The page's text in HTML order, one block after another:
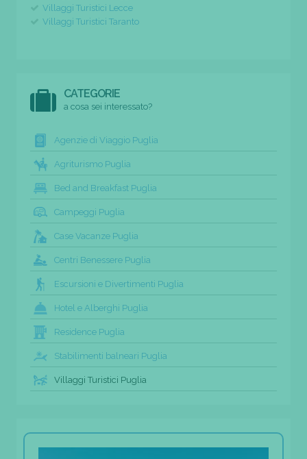
Villaggi Turistici Lecce
Villaggi Turistici Taranto
CATEGORIE
a cosa sei interessato?
Agenzie di Viaggio Puglia
Agriturismo Puglia
Bed and Breakfast Puglia
Campeggi Puglia
Case Vacanze Puglia
Centri Benessere Puglia
Escursioni e Divertimenti Puglia
Hotel e Alberghi Puglia
Residence Puglia
Stabilimenti balneari Puglia
Villaggi Turistici Puglia